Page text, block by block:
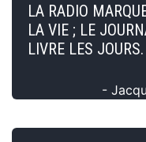
LA RADIO
LA VIE ; LE
LIVRE LES JOURS.
-